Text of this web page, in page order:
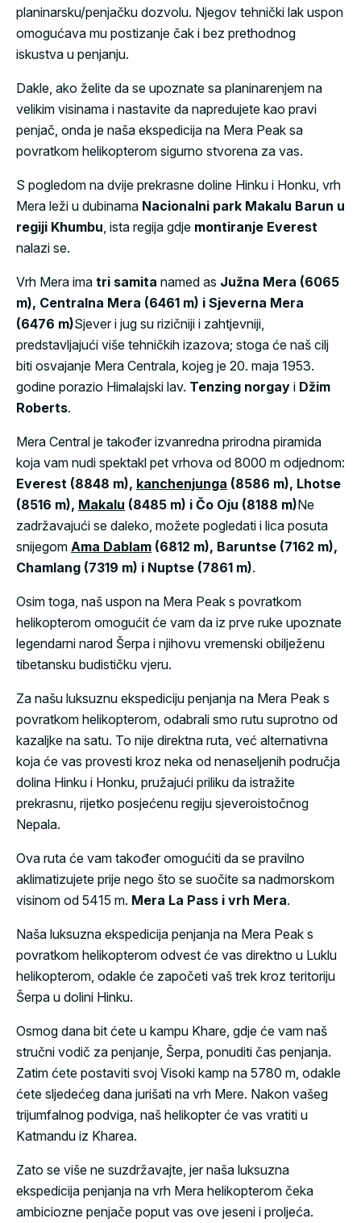
planinarsku/penjačku dozvolu. Njegov tehnički lak uspon
omogućava mu postizanje čak i bez prethodnog
iskustva u penjanju.
Dakle, ako želite da se upoznate sa planinarenjem na
velikim visinama i nastavite da napredujete kao pravi
penjač, ​​onda je naša ekspedicija na Mera Peak sa
povratkom helikopterom sigurno stvorena za vas.
S pogledom na dvije prekrasne doline Hinku i Honku, vrh
Mera leži u dubinama Nacionalni park Makalu Barun u
regiji Khumbu, ista regija gdje montiranje Everest
nalazi se.
Vrh Mera ima tri samita named as Južna Mera (6065
m), Centralna Mera (6461 m) i Sjeverna Mera
(6476 m)Sjever i jug su rizičniji i zahtjevniji,
predstavljajući više tehničkih izazova; stoga će naš cilj
biti osvajanje Mera Centrala, kojeg je 20. maja 1953.
godine porazio Himalajski lav. Tenzing norgay i Džim
Roberts.
Mera Central je također izvanredna prirodna piramida
koja vam nudi spektakl pet vrhova od 8000 m odjednom:
Everest (8848 m), kanchenjunga (8586 m), Lhotse
(8516 m), Makalu (8485 m) i Čo Oju (8188 m)Ne
zadržavajući se daleko, možete pogledati i lica posuta
snijegom Ama Dablam (6812 m), Baruntse (7162 m),
Chamlang (7319 m) i Nuptse (7861 m).
Osim toga, naš uspon na Mera Peak s povratkom
helikopterom omogućit će vam da iz prve ruke upoznate
legendarni narod Šerpa i njihovu vremenski obilježenu
tibetansku budističku vjeru.
Za našu luksuznu ekspediciju penjanja na Mera Peak s
povratkom helikopterom, odabrali smo rutu suprotno od
kazaljke na satu. To nije direktna ruta, već alternativna
koja će vas provesti kroz neka od nenaseljenih područja
dolina Hinku i Honku, pružajući priliku da istražite
prekrasnu, rijetko posjećenu regiju sjeveroistočnog
Nepala.
Ova ruta će vam također omogućiti da se pravilno
aklimatizujete prije nego što se suočite sa nadmorskom
visinom od 5415 m. Mera La Pass i vrh Mera.
Naša luksuzna ekspedicija penjanja na Mera Peak s
povratkom helikopterom odvest će vas direktno u Luklu
helikopterom, odakle će započeti vaš trek kroz teritoriju
Šerpa u dolini Hinku.
Osmog dana bit ćete u kampu Khare, gdje će vam naš
stručni vodič za penjanje, Šerpa, ponuditi čas penjanja.
Zatim ćete postaviti svoj Visoki kamp na 5780 m, odakle
ćete sljedećeg dana jurišati na vrh Mere. Nakon vašeg
trijumfalnog podviga, naš helikopter će vas vratiti u
Katmandu iz Kharea.
Zato se više ne suzdržavajte, jer naša luksuzna
ekspedicija penjanja na vrh Mera helikopterom čeka
ambiciozne penjače poput vas ove jeseni i proljeća.